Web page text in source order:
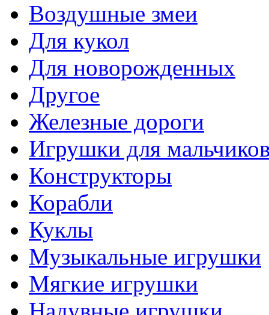
Воздушные змеи
Для кукол
Для новорожденных
Другое
Железные дороги
Игрушки для
Конструкторы
Корабли
Куклы
Музыкальные игрушки
Мягкие игрушки